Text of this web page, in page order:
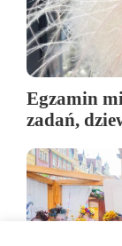
Egzamin
zadań,